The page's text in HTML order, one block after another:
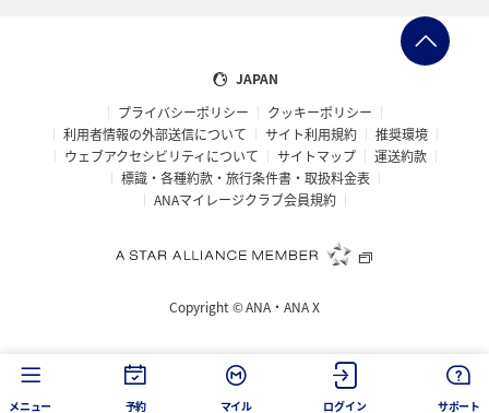
JAPAN
プライバシーポリシー
クッキーポリシー
利用者情報の外部送信について
サイト利用規約
推奨環境
ウェブアクセシビリティについて
サイトマップ
運送約款
標識・各種約款・旅行条件書・取扱料金表
ANAマイレージクラブ会員規約
Copyright ©ANA・ANA X
メニュー 予約 マイル ログイン サポート